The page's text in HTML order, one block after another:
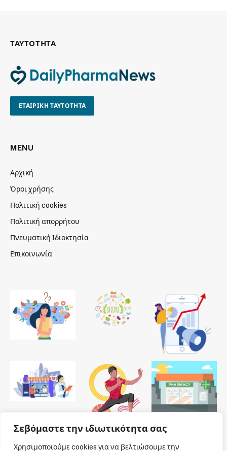
Σεβόμαστε την ιδιωτικότητα σας
Χρησιμοποιούμε cookies για να βελτιώσουμε την
ΤΑΥΤΟΤΗΤΑ
ΕΤΑΙΡΙΚΗ ΤΑΥΤΟΤΗΤΑ
MENU
Αρχική
Όροι χρήσης
Πολιτική cookies
Πολιτική απορρήτου
Πνευματική Ιδιοκτησία
Επικοινωνία